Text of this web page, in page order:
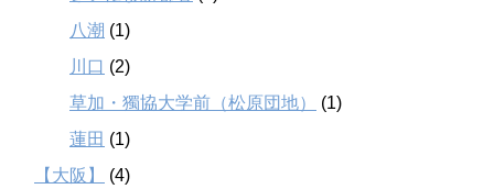
八潮 (1)
川口 (2)
草加・獨協大学前（松原団地）
(1)
蓮田 (1)
【大阪】
(4)